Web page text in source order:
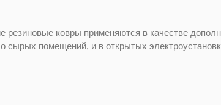
ковры применяются в качестве
сырых помещений, и в открытых